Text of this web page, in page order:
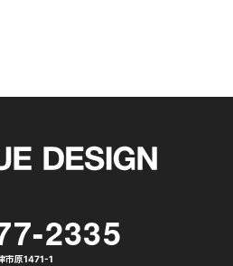
2335
市原1471-1